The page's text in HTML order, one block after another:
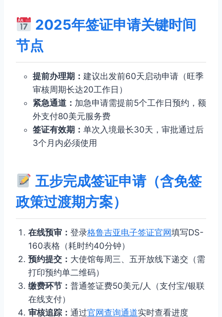
2025年签证申请关键时间
节点
提前办理期： 建议出发前60天启动申请（旺季
审核周期长达20工作日）
紧急通道： 加急申请需提前5个工作日预约，额
外支付80美元服务费
签证有效期： 单次入境最长30天，审批通过后
3个月内必须使用
五步完成签证申请（含免签
政策过渡期方案）
在线预审： 登录格鲁吉亚电子签证官网填写DS-
160表格（耗时约40分钟）
预约提交： 大使馆每周三、五开放线下递交（需
打印预约单二维码）
缴费环节： 普通签证费50美元/人（支付宝/银联
在线支付）
审核追踪： 通过官网查询通道实时查看进度